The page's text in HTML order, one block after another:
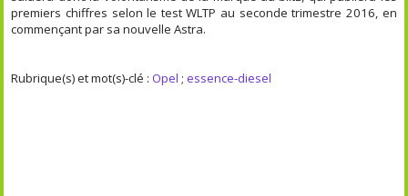
premiers chiffres selon le test WLTP au seconde trimestre 2016, en
commençant par sa nouvelle Astra.
Rubrique(s) et mot(s)-clé :Opel ;essence-diesel